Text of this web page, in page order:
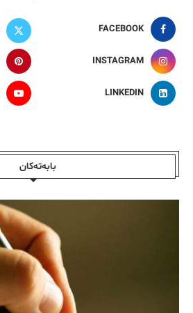
FACEBOOK
INSTAGRAM
LINKEDIN
بابەتەکان